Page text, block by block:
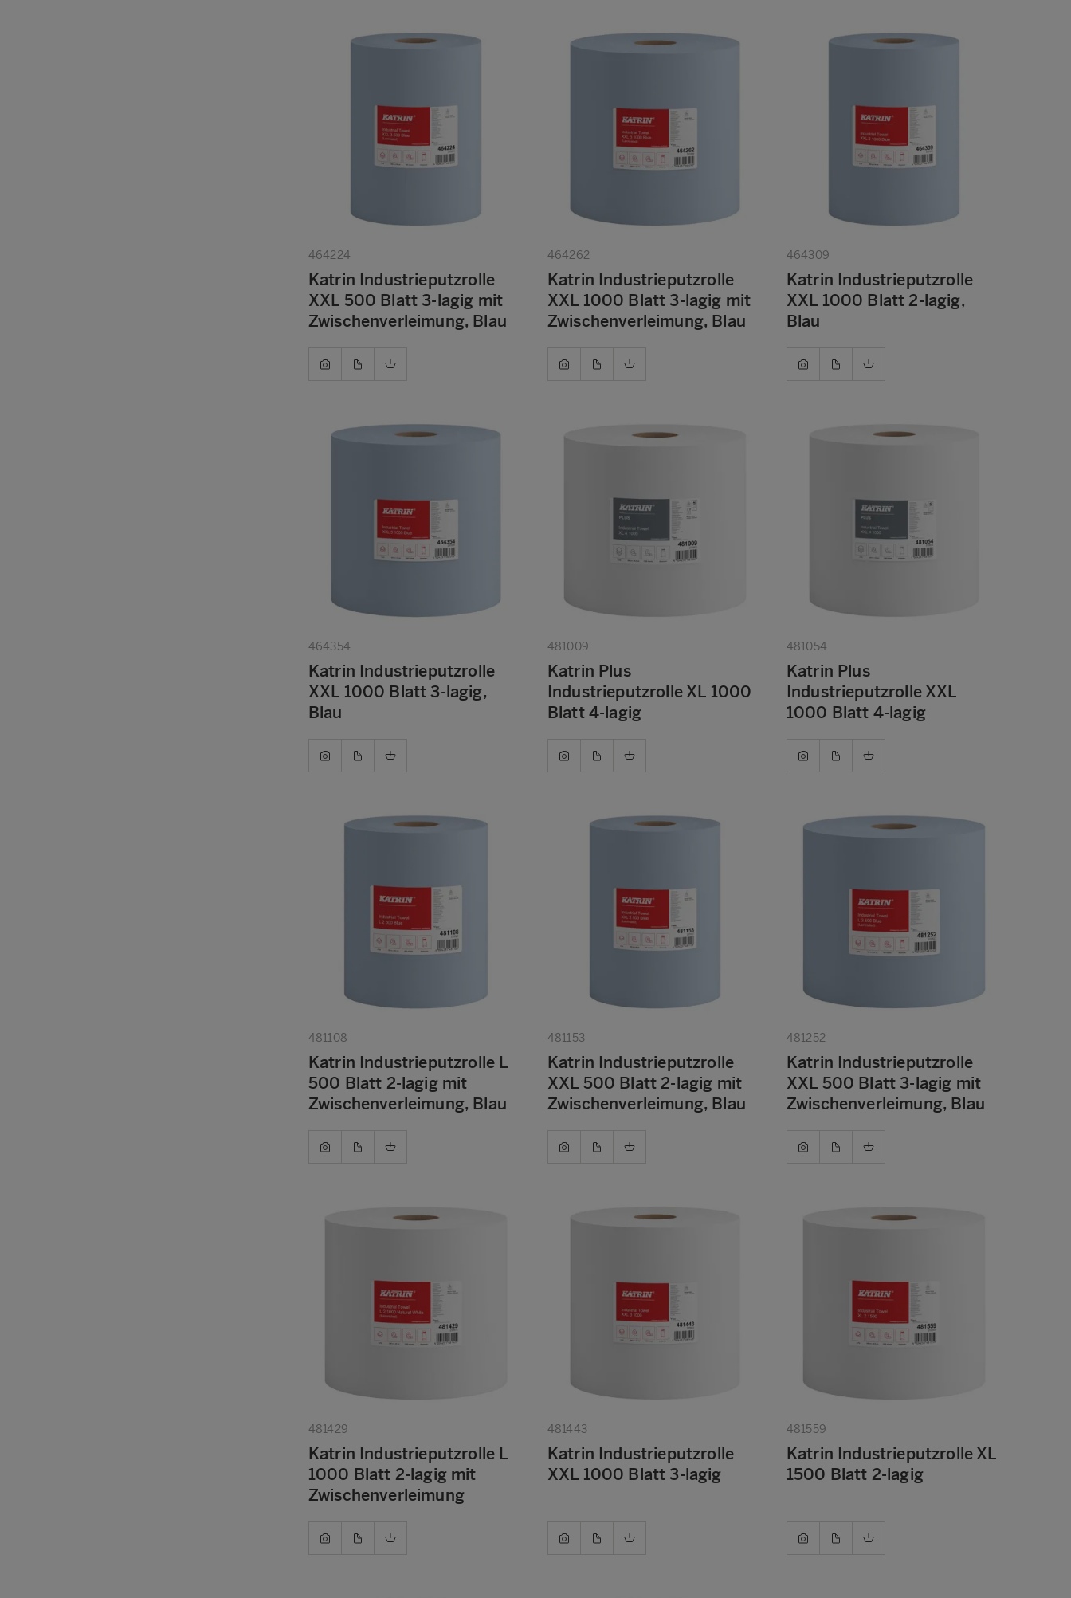
464224
Katrin Industrieputzrolle
XXL 500 Blatt 3-lagig mit
Zwischenverleimung, Blau
464262
Katrin Industrieputzrolle
XXL 1000 Blatt 3-lagig mit
Zwischenverleimung, Blau
464309
Katrin Industrieputzrolle
XXL 1000 Blatt 2-lagig,
Blau
464354
Katrin Industrieputzrolle
XXL 1000 Blatt 3-lagig,
Blau
481009
Katrin Plus
Industrieputzrolle XL 1000
Blatt 4-lagig
481054
Katrin Plus
Industrieputzrolle XXL
1000 Blatt 4-lagig
481108
Katrin Industrieputzrolle L
500 Blatt 2-lagig mit
Zwischenverleimung, Blau
481153
Katrin Industrieputzrolle
XXL 500 Blatt 2-lagig mit
Zwischenverleimung, Blau
481252
Katrin Industrieputzrolle
XXL 500 Blatt 3-lagig mit
Zwischenverleimung, Blau
481429
Katrin Industrieputzrolle L
1000 Blatt 2-lagig mit
Zwischenverleimung
481443
Katrin Industrieputzrolle
XXL 1000 Blatt 3-lagig
481559
Katrin Industrieputzrolle XL
1500 Blatt 2-lagig